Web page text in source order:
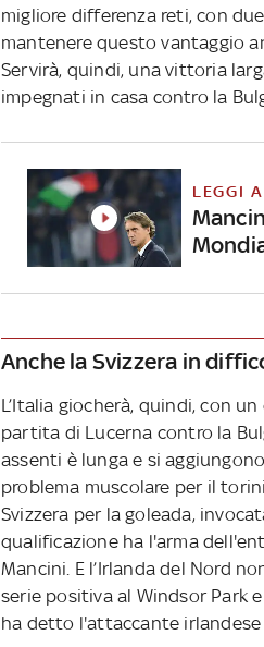
migliore differenza reti, con
mantenere questo vantaggio
Servirà, quindi, una vittoria
impegnati in casa contro la
LEGGI
Anche la Svizzera in
L’Italia giocherà, quindi, con
partita di Lucerna contro la
assenti è lunga e si
problema muscolare per il
Svizzera per la goleada,
qualificazione ha l'arma
Mancini. E l’Irlanda del Nord
serie positiva al Windsor Park
ha detto l'attaccante irlandese